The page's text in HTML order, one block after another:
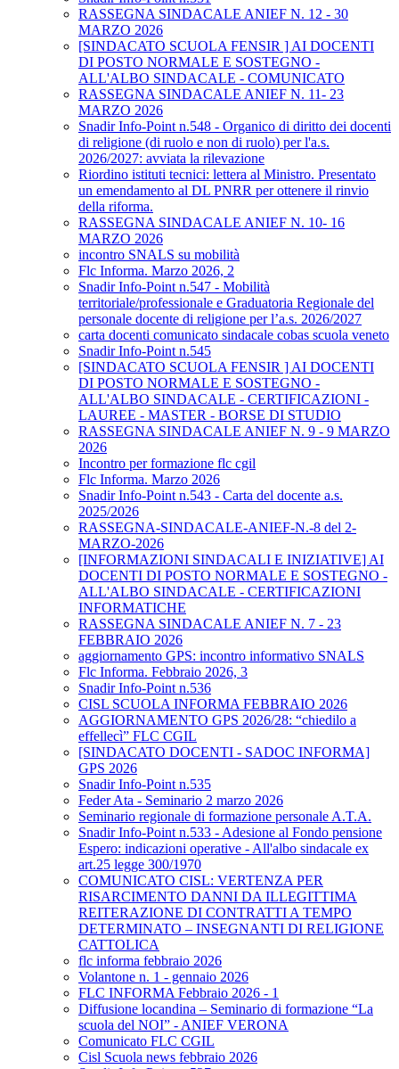
RASSEGNA SINDACALE ANIEF N. 12 - 30
MARZO 2026
[SINDACATO SCUOLA FENSIR ] AI DOCENTI
DI POSTO NORMALE E SOSTEGNO -
ALL'ALBO SINDACALE - COMUNICATO
RASSEGNA SINDACALE ANIEF N. 11- 23
MARZO 2026
Snadir Info-Point n.548 - Organico di diritto dei docenti
di religione (di ruolo e non di ruolo) per l'a.s.
2026/2027: avviata la rilevazione
Riordino istituti tecnici: lettera al Ministro. Presentato
un emendamento al DL PNRR per ottenere il rinvio
della riforma.
RASSEGNA SINDACALE ANIEF N. 10- 16
MARZO 2026
incontro SNALS su mobilità
Flc Informa. Marzo 2026, 2
Snadir Info-Point n.547 - Mobilità
territoriale/professionale e Graduatoria Regionale del
personale docente di religione per l’a.s. 2026/2027
carta docenti comunicato sindacale cobas scuola veneto
Snadir Info-Point n.545
[SINDACATO SCUOLA FENSIR ] AI DOCENTI
DI POSTO NORMALE E SOSTEGNO -
ALL'ALBO SINDACALE - CERTIFICAZIONI -
LAUREE - MASTER - BORSE DI STUDIO
RASSEGNA SINDACALE ANIEF N. 9 - 9 MARZO
2026
Incontro per formazione flc cgil
Flc Informa. Marzo 2026
Snadir Info-Point n.543 - Carta del docente a.s.
2025/2026
RASSEGNA-SINDACALE-ANIEF-N.-8 del 2-
MARZO-2026
[INFORMAZIONI SINDACALI E INIZIATIVE] AI
DOCENTI DI POSTO NORMALE E SOSTEGNO -
ALL'ALBO SINDACALE - CERTIFICAZIONI
INFORMATICHE
RASSEGNA SINDACALE ANIEF N. 7 - 23
FEBBRAIO 2026
aggiornamento GPS: incontro informativo SNALS
Flc Informa. Febbraio 2026, 3
Snadir Info-Point n.536
CISL SCUOLA INFORMA FEBBRAIO 2026
AGGIORNAMENTO GPS 2026/28: “chiedilo a
effellecì” FLC CGIL
[SINDACATO DOCENTI - SADOC INFORMA]
GPS 2026
Snadir Info-Point n.535
Feder Ata - Seminario 2 marzo 2026
Seminario regionale di formazione personale A.T.A.
Snadir Info-Point n.533 - Adesione al Fondo pensione
Espero: indicazioni operative - All'albo sindacale ex
art.25 legge 300/1970
COMUNICATO CISL: VERTENZA PER
RISARCIMENTO DANNI DA ILLEGITTIMA
REITERAZIONE DI CONTRATTI A TEMPO
DETERMINATO – INSEGNANTI DI RELIGIONE
CATTOLICA
flc informa febbraio 2026
Volantone n. 1 - gennaio 2026
FLC INFORMA Febbraio 2026 - 1
Diffusione locandina – Seminario di formazione “La
scuola del NOI” - ANIEF VERONA
Comunicato FLC CGIL
Cisl Scuola news febbraio 2026